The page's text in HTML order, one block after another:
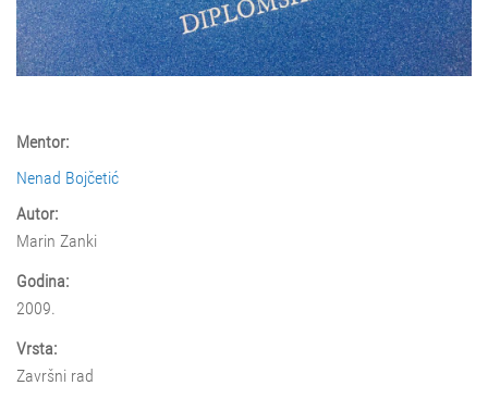
Mentor:
Nenad Bojčetić
Autor:
Marin Zanki
Godina:
2009.
Vrsta:
Završni rad